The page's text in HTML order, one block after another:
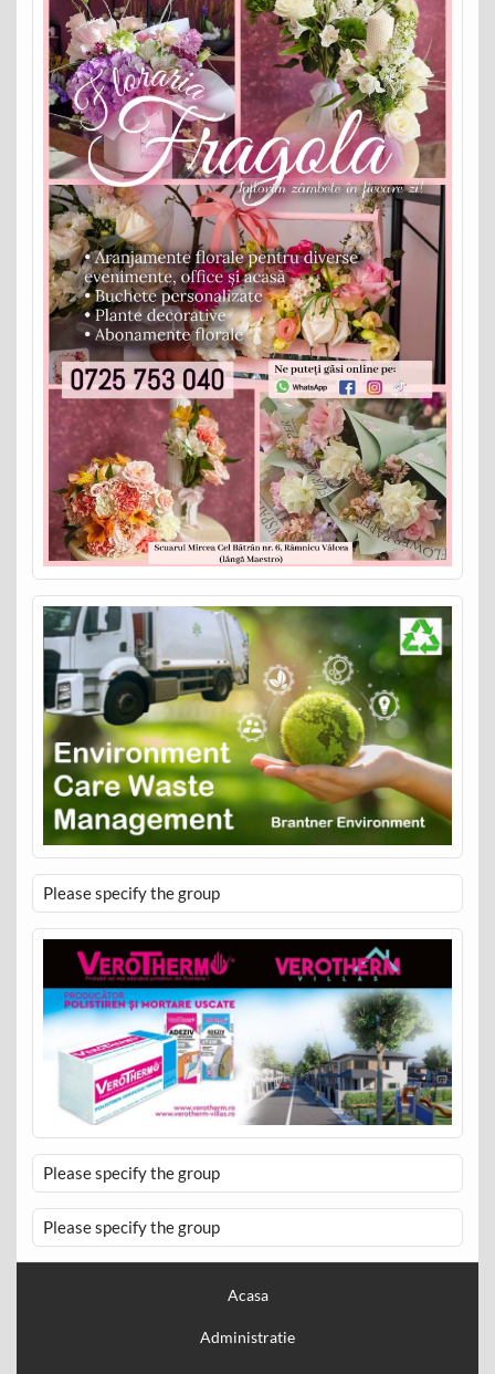
Please specify the group
Please specify the group
Please specify the group
Acasa
Administratie